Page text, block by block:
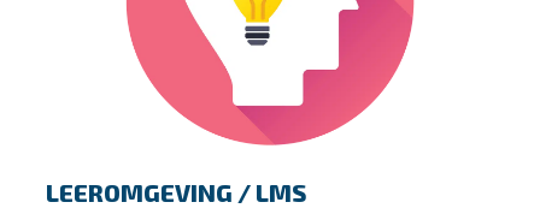
LEEROMGEVING / LMS